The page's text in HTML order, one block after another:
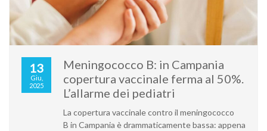
13
Giu,
2025
Meningococco B: in Campania
copertura vaccinale ferma al 50%.
L’allarme dei pediatri
La copertura vaccinale contro il meningococco
B in Campania è drammaticamente bassa: appena